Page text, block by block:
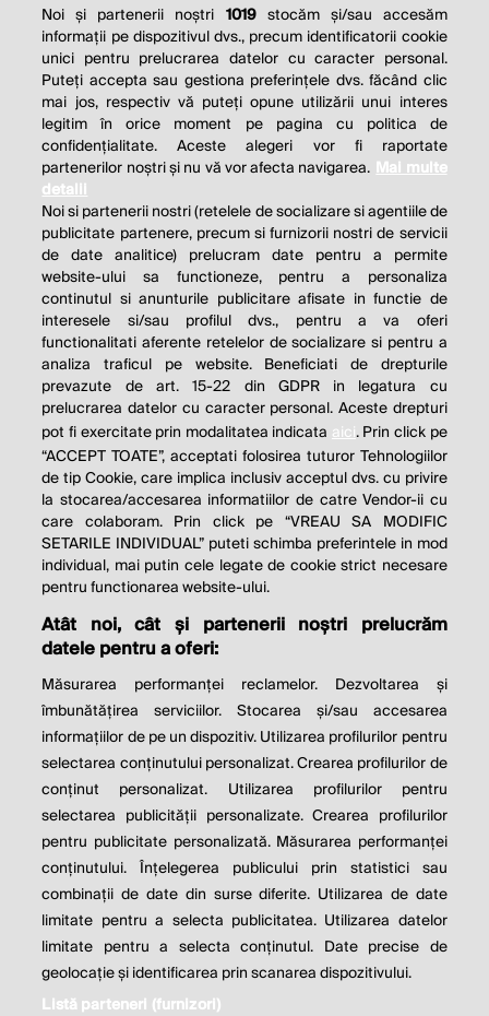
THE SOCIAL RESPONSIBILITY OF
BUSINESS IS TO INCREASE ITS
PROFITS.
Milton Friedman
© 2026 Profit.ro. Toate drepturile rezervate.
Dezvoltat de1616.ro
Contact Publicitate
Politica de cookie Politica de
confidențialitate
Setări cookies
este parte a
Noi și partenerii noștri 1019stocăm și/sau accesăm
informații pe dispozitivul dvs., precum identificatorii cookie
unici pentru prelucrarea datelor cu caracter personal.
Puteți accepta sau gestiona preferințele dvs. făcând clic
mai jos, respectiv vă puteți opune utilizării unui interes
legitim în orice moment pe pagina cu politica de
confidențialitate. Aceste alegeri vor fi raportate
partenerilor noștri și nu vă vor afecta navigarea. Mai multe
detalii
Noi si partenerii nostri (retelele de socializare si agentiile de
publicitate partenere, precum si furnizorii nostri de servicii
de date analitice) prelucram date pentru a permite
website-ului sa functioneze, pentru a personaliza
continutul si anunturile publicitare afisate in functie de
interesele si/sau profilul dvs., pentru a va oferi
functionalitati aferente retelelor de socializare si pentru a
analiza traficul pe website. Beneficiati de drepturile
prevazute de art. 15-22 din GDPR in legatura cu
prelucrarea datelor cu caracter personal. Aceste drepturi
pot fi exercitate prin modalitatea indicata aici. Prin click pe
“ACCEPT TOATE”, acceptati folosirea tuturor Tehnologiilor
de tip Cookie, care implica inclusiv acceptul dvs. cu privire
la stocarea/accesarea informatiilor de catre Vendor-ii cu
care colaboram. Prin click pe “VREAU SA MODIFIC
SETARILE INDIVIDUAL” puteti schimba preferintele in mod
individual, mai putin cele legate de cookie strict necesare
pentru functionarea website-ului.
Atât noi, cât și partenerii noștri prelucrăm
datele pentru a oferi:
Măsurarea performanței reclamelor. Dezvoltarea și
îmbunătățirea serviciilor. Stocarea și/sau accesarea
informațiilor de pe un dispozitiv. Utilizarea profilurilor pentru
selectarea conținutului personalizat. Crearea profilurilor de
conținut personalizat. Utilizarea profilurilor pentru
selectarea publicității personalizate. Crearea profilurilor
pentru publicitate personalizată. Măsurarea performanței
conținutului. Înțelegerea publicului prin statistici sau
combinații de date din surse diferite. Utilizarea de date
limitate pentru a selecta publicitatea. Utilizarea datelor
limitate pentru a selecta conținutul. Date precise de
geolocație și identificarea prin scanarea dispozitivului.
Listă parteneri (furnizori)